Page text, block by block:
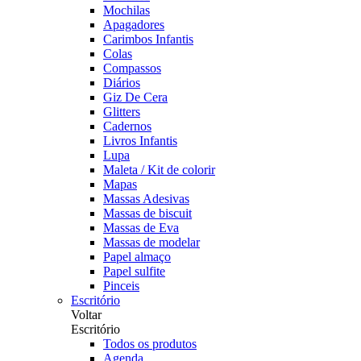
Mochilas
Apagadores
Carimbos Infantis
Colas
Compassos
Diários
Giz De Cera
Glitters
Cadernos
Livros Infantis
Lupa
Maleta / Kit de colorir
Mapas
Massas Adesivas
Massas de biscuit
Massas de Eva
Massas de modelar
Papel almaço
Papel sulfite
Pinceis
Escritório
Voltar
Escritório
Todos os produtos
Agenda